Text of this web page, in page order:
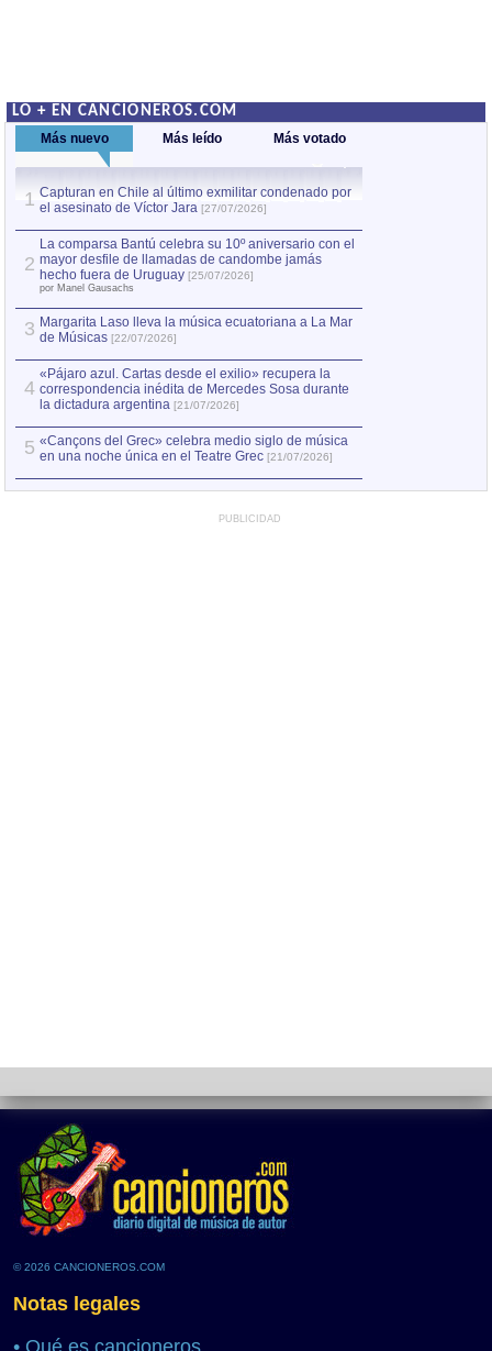
LO + EN CANCIONEROS.COM
Más nuevo Más leído Más votado
1 Capturan en Chile al último exmilitar condenado por
el asesinato de Víctor Jara [27/07/2026]
2
La comparsa Bantú celebra su 10º aniversario con el
mayor desfile de llamadas de candombe jamás
hecho fuera de Uruguay [25/07/2026]
por Manel Gausachs
3 Margarita Laso lleva la música ecuatoriana a La Mar
de Músicas [22/07/2026]
4
«Pájaro azul. Cartas desde el exilio» recupera la
correspondencia inédita de Mercedes Sosa durante
la dictadura argentina [21/07/2026]
5 «Cançons del Grec» celebra medio siglo de música
en una noche única en el Teatre Grec [21/07/2026]
PUBLICIDAD
© 2026 CANCIONEROS.COM
Notas legales
• Qué es cancioneros